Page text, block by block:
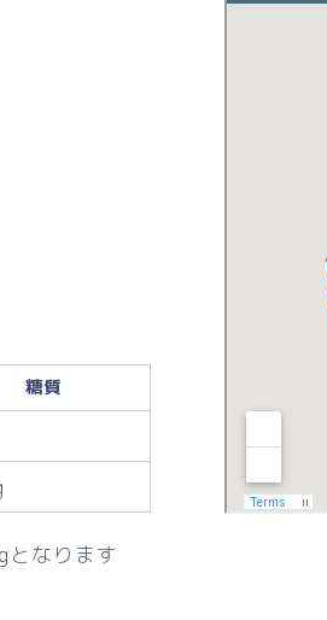
糖質
となります